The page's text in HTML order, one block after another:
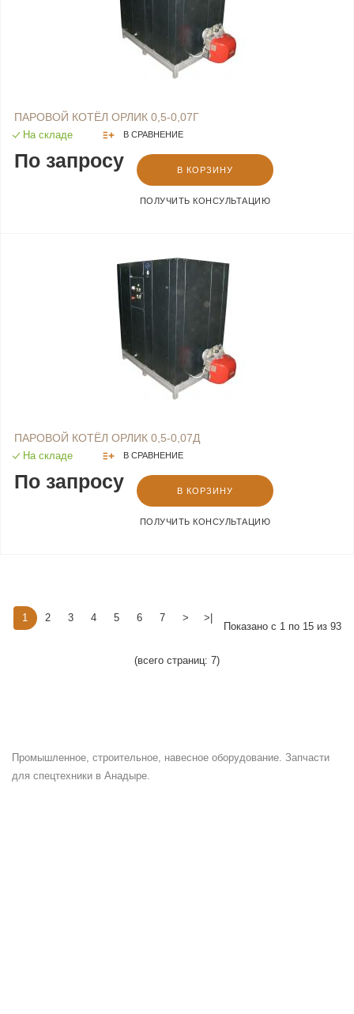
ПАРОВОЙ КОТЁЛ ОРЛИК 0,5-0,07Г
На складе В СРАВНЕНИЕ
По запросу В КОРЗИНУ
ПОЛУЧИТЬ КОНСУЛЬТАЦИЮ
ПАРОВОЙ КОТЁЛ ОРЛИК 0,5-0,07Д
На складе В СРАВНЕНИЕ
По запросу В КОРЗИНУ
ПОЛУЧИТЬ КОНСУЛЬТАЦИЮ
1 2 3 4 5 6 7 > >|
Показано с 1 по 15 из 93
(всего страниц: 7)
Промышленное, строительное, навесное оборудование. Запчасти
для спецтехники в Анадыре.